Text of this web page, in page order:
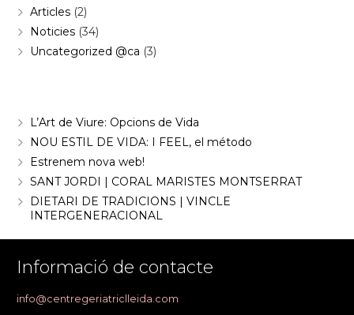
Articles(2)
Noticies(34)
Uncategorized @ca (3)
L’Art de Viure: Opcions de Vida
NOU ESTIL DE VIDA: I FEEL, el método
Estrenem nova web!
SANT JORDI | CORAL MARISTES MONTSERRAT
DIETARI DE TRADICIONS | VINCLE
INTERGENERACIONAL
Informació de contacte
info@centregeriatriclleida.com